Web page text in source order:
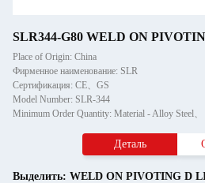
SLR344-G80 WELD ON
Place of Origin: China
Фирменное наименование: SLR
Сертификация: CE、GS
Model Number: SLR-344
Деталь
Выделить: WELD ON PIVOTING D